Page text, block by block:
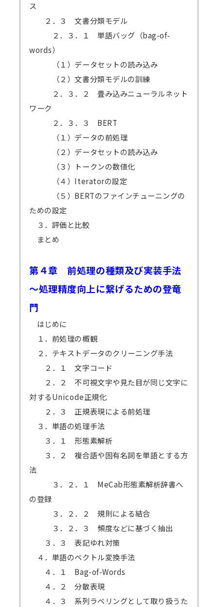
ス
２．３ 文書分類モデル
２．３．１ 単語バッグ（bag-of-
words）
（１）データセットの読み込み
（２）文書分類モデルの訓練
２．３．２ 畳み込みニューラルネット
ワーク
２．３．３ BERT
（１）データの前処理
（２）データセットの読み込み
（３）トークンの数値化
（４）Iteratorの設定
（５）BERTのファインチューニングの
ための設定
３．評価と比較
まとめ
第４章 前処理の種類及び実装手法
～処理精度向上に繋げるための登竜
門
はじめに
１．前処理の概観
２．テキストデータのクリーニング手法
２．１ 文字コード
２．２ 不可視文字や見た目が同じ文字に
対するUnicode正規化
２．３ 正規表現による前処理
３．単語の処理手法
３．１ 形態素解析
３．２ 複合語や固有名詞を単語とする方
法
３．２．１ MeCab形態素解析辞書へ
の登録
３．２．２ 規則による結合
３．２．３ 頻度などに基づく抽出
３．３ 表記ゆれ対策
４．単語のベクトル変換手法
４．１ Bag-of-Words
４．２ 分散表現
４．３ 系列ラベリングとして取り扱うた